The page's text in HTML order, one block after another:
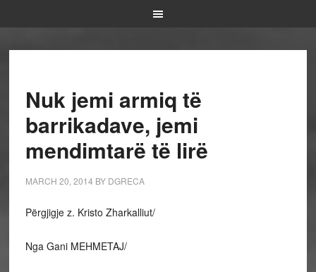
Nuk jemi armiq të
barrikadave, jemi
mendimtarë të lirë
MARCH 20, 2014 BY DGRECA
Përgjigje z. Kristo Zharkalliut/
Nga Gani MEHMETAJ/